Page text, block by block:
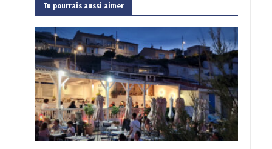
Tu pourrais aussi aimer